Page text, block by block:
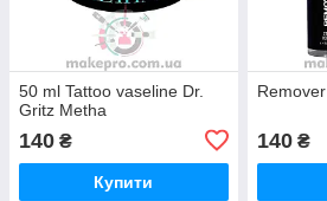
50 ml Tattoo vaseline Dr.
Gritz Metha
140 ₴
Купити
140₴